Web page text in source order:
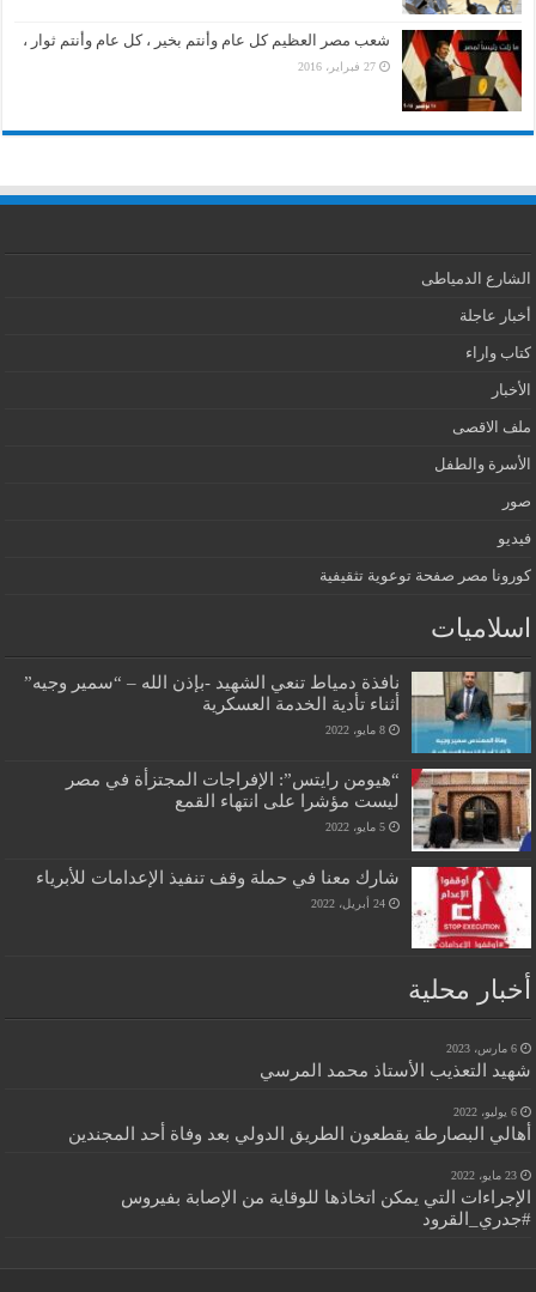
شعب مصر العظيم كل عام وأنتم بخير ، كل عام وأنتم ثوار ،
27 فبراير، 2016
الشارع الدمياطى
أخبار عاجلة
كتاب واراء
الأخبار
ملف الاقصى
الأسرة والطفل
صور
فيديو
كورونا مصر صفحة توعوية تثقيفية
اسلاميات
نافذة دمياط تنعي الشهيد -بإذن الله – “سمير وجيه”
أثناء تأدية الخدمة العسكرية
8 مايو، 2022
“هيومن رايتس”: الإفراجات المجتزأة في مصر
ليست مؤشرا على انتهاء القمع
5 مايو، 2022
شارك معنا في حملة وقف تنفيذ الإعدامات للأبرياء
24 أبريل، 2022
أخبار محلية
6 مارس، 2023
شهيد التعذيب الأستاذ محمد المرسي
6 يوليو، 2022
أهالي البصارطة يقطعون الطريق الدولي بعد وفاة أحد المجندين
23 مايو، 2022
الإجراءات التي يمكن اتخاذها للوقاية من الإصابة بفيروس
#جدري_القرود